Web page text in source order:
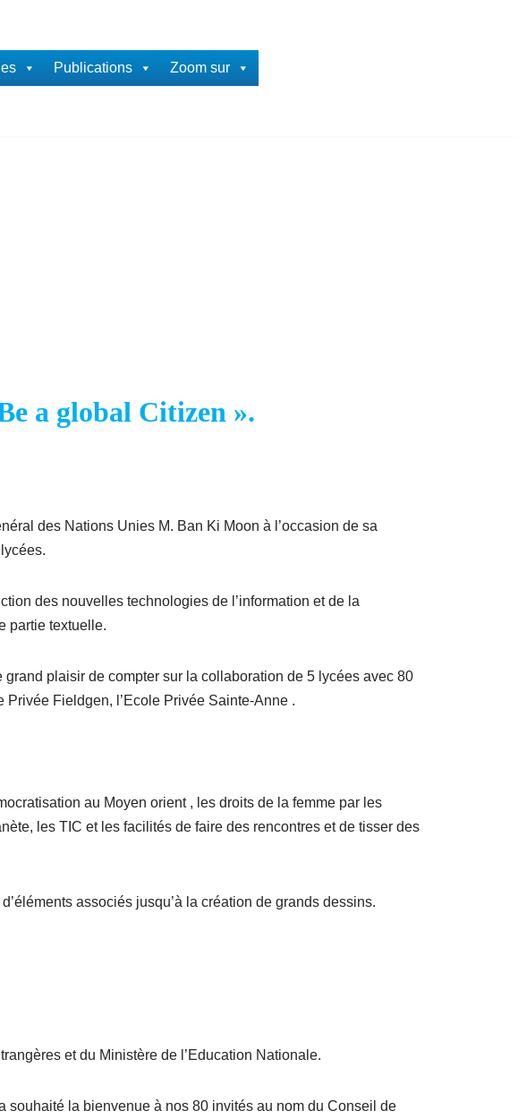
Publications Zoom sur
a global Citizen ».
des Nations Unies M. Ban Ki Moon à l’occasion de sa
des nouvelles technologies de l’information et de la
partie textuelle.
plaisir de compter sur la collaboration de 5 lycées avec 80
Privée Fieldgen, l’Ecole Privée Sainte-Anne .
au Moyen orient , les droits de la femme par les
les TIC et les facilités de faire des rencontres et de tisser des
associés jusqu’à la création de grands dessins.
et du Ministère de l’Education Nationale.
souhaité la bienvenue à nos 80 invités au nom du Conseil de